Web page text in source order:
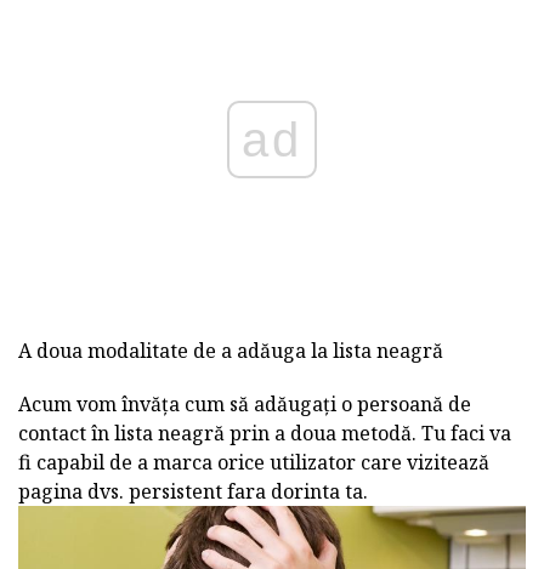
ad
A doua modalitate de a adăuga la lista neagră
Acum vom învăța cum să adăugați o persoană de
contact în lista neagră prin a doua metodă. Tu faci va
fi capabil de a marca orice utilizator care vizitează
pagina dvs. persistent fara dorinta ta.